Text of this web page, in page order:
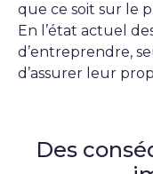
que ce soit sur le
En l’état actuel
d’entreprendre,
d’assurer leur
Des